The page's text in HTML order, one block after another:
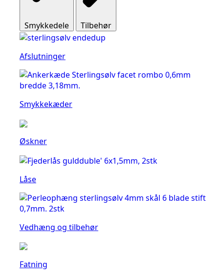
Smykkedele Tilbehør
Afslutninger
Smykkekæder
Øskner
Låse
Vedhæng og tilbehør
Fatning